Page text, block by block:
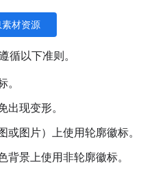
材资源
循以下准则。
。
出现变形。
或图片）上使用轮廓徽标。
背景上使用非轮廓徽标。